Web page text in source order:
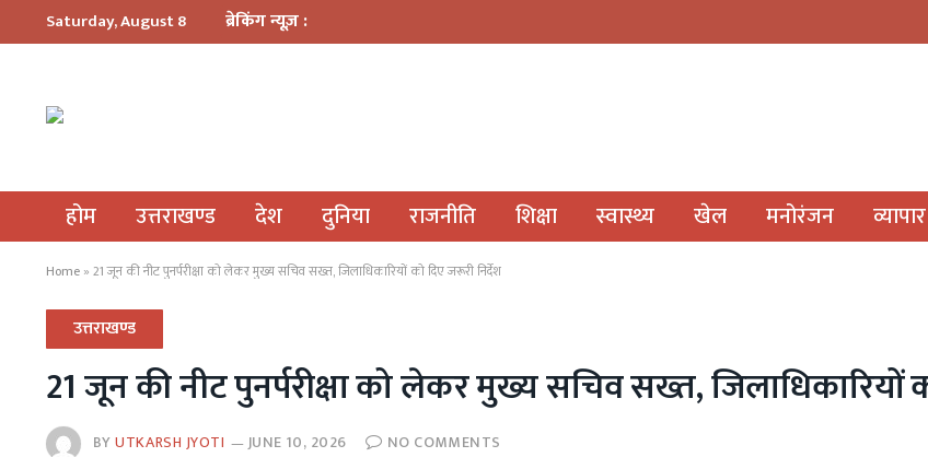
Saturday, August 8 ब्रेकिंग न्यूज़ :
होम उत्तराखण्ड देश दुनिया राजनीति शिक्षा स्वास्थ्य खेल मनोरंजन व्यापार
Home » 21 जून की नीट पुनर्परीक्षा को लेकर मुख्य सचिव सख्त, जिलाधिकारियों को दिए जरूरी निर्देश
उत्तराखण्ड
21 जून की नीट पुनर्परीक्षा को लेकर मुख्य सचिव सख्त, जिलाधिकारियों
BYUTKARSH JYOTI JUNE 10, 2026 NO COMMENTS